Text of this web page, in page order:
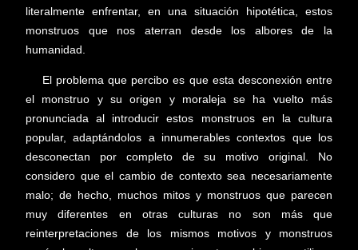
literalmente enfrentar, en una situación hipotética, estos
monstruos que nos aterran desde los albores de la
humanidad.
El problema que percibo es que esta desconexión entre
el monstruo y su origen y moraleja se ha vuelto más
pronunciada al introducir estos monstruos en la cultura
popular, adaptándolos a innumerables contextos que los
desconectan por completo de su motivo original. No
considero que el cambio de contexto sea necesariamente
malo; de hecho, muchos mitos y monstruos que parecen
muy diferentes en otras culturas no son más que
reinterpretaciones de los mismos motivos y monstruos